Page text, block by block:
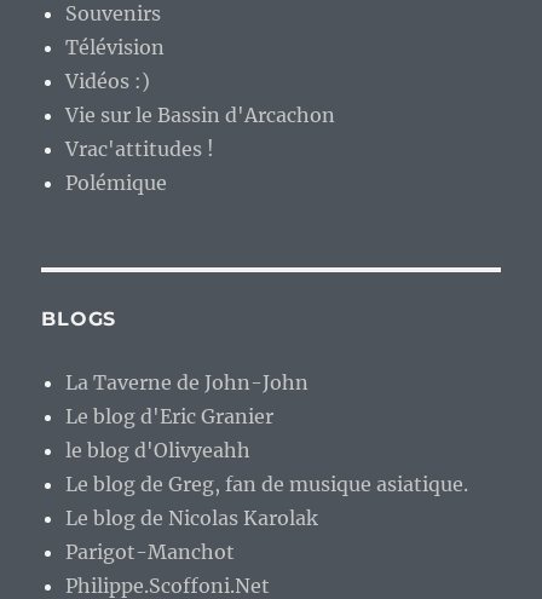
Souvenirs
Télévision
Vidéos :)
Vie sur le Bassin d'Arcachon
Vrac'attitudes !
Polémique
BLOGS
La Taverne de John-John
Le blog d'Eric Granier
le blog d'Olivyeahh
Le blog de Greg, fan de musique asiatique.
Le blog de Nicolas Karolak
Parigot-Manchot
Philippe.Scoffoni.Net